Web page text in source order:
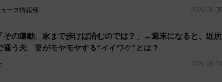
労働事件等の一般民事から刑事事件、M＆Aを含めた企業法務
事件など幅広い分野を扱う。その分かりやすく丁寧な解説か
ース情報部 2026.08.05
その運動、家まで歩けば済むのでは？」→週末になると、近所
通う夫 妻がモヤモヤする“イイワケ”とは？
2026.08.04